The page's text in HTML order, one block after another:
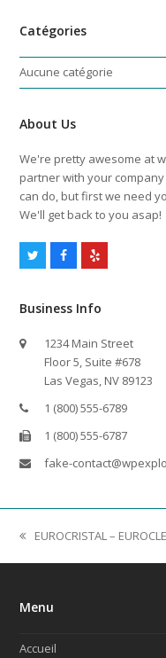
Catégories
Aucune catégorie
About Us
We're pretty awesome at
partner with your
can do, but first we need
We'll get back to you asap!
T
w
t
F
a
b
k
Y
e
Business Info
1234 Main Street
Floor 5, Suite #678
Las Vegas, NV 89123
1 (800) 555-6789
1 (800) 555-6787
fake-
previous
post:
EUROCRISTAL –
Menu
Accueil